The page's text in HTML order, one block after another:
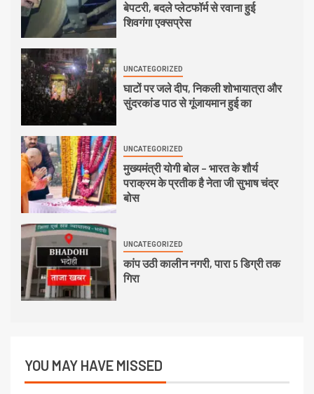
बेपटरी, बदले प्लेटफॉर्म से रवाना हुई
शिवगंगा एक्सप्रेस
UNCATEGORIZED
घाटों पर जले दीप, निकली शोभायात्रा और
सुंदरकांड पाठ से गूंजायमान हुई का
UNCATEGORIZED
मुख्यमंत्री योगी बोल – भारत के शौर्य
पराक्रम के प्रतीक है नेता जी सुभाष चंद्र
बोस
UNCATEGORIZED
कांप उठी कालीन नगरी, पारा 5 डिग्री तक
गिरा
YOU MAY HAVE MISSED